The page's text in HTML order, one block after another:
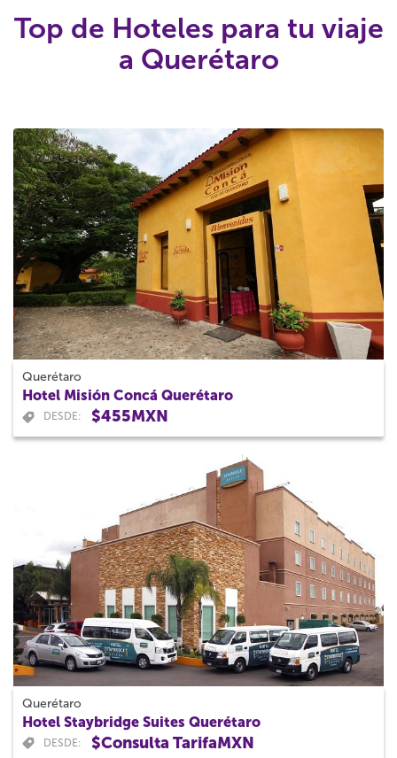
Top de Hoteles para tu viaje
a Querétaro
Querétaro
Hotel Misión Concá Querétaro
DESDE: $455MXN
Querétaro
Hotel Staybridge Suites Querétaro
DESDE: $Consulta TarifaMXN